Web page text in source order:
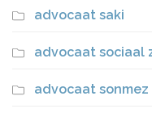
advocaat saki
advocaat sociaal
advocaat sonmez